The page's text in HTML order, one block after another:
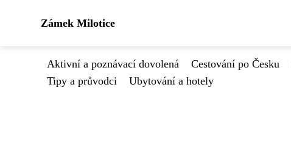
Zámek Milotice
Aktivní a poznávací dovolená Cestování po Česku
Tipy a průvodci
Ubytování a hotely